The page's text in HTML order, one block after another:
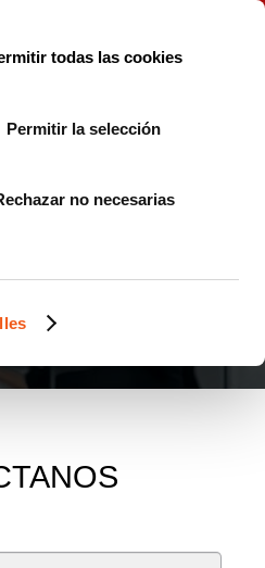
todas las cookies
Permitir la selección
no necesarias